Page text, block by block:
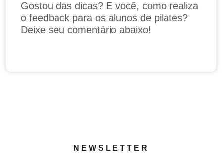
Gostou das dicas? E você, como realiza
o feedback para os alunos de pilates?
Deixe seu comentário abaixo!
NEWSLETTER